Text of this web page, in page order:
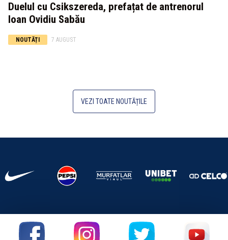
Duelul cu Csikszereda, prefațat de antrenorul
Ioan Ovidiu Sabău
NOUTĂȚI 7 AUGUST
VEZI TOATE NOUTĂȚILE